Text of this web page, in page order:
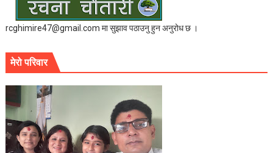
rcghimire47@gmail.com मा सुझाव पठाउनु हुन अनुरोध छ ।
मेरो परिवार